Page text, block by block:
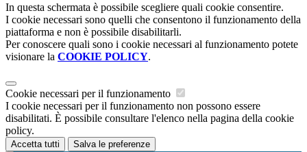
In questa schermata è possibile scegliere quali cookie consentire.
I cookie necessari sono quelli che consentono il funzionamento della
piattaforma e non è possibile disabilitarli.
Per conoscere quali sono i cookie necessari al funzionamento potete
visionare la COOKIE POLICY.
Cookie necessari per il funzionamento
I cookie necessari per il funzionamento non possono essere
disabilitati. È possibile consultare l'elenco nella pagina della cookie
policy.
Accetta tutti Salva le preferenze